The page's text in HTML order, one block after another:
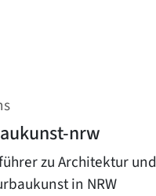
nrw
zu Architektur und
in NRW